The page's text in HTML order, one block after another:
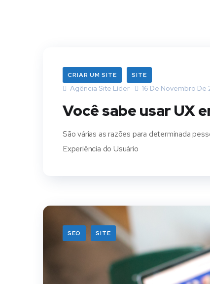
CRIAR UM SITE SITE
Agência Site Líder 16 De Novembro De
Você sabe usar UX
São várias as razões para determinada
Experiência do Usuário
SEO SITE